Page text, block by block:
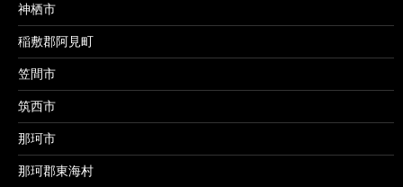
神栖市
稲敷郡阿見町
笠間市
筑西市
那珂市
那珂郡東海村